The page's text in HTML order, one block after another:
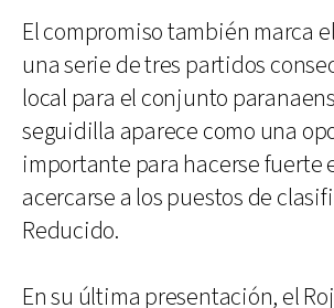
El compromiso también marca
una serie de tres partidos
local para el conjunto
seguidilla aparece como una
importante para hacerse fuerte
acercarse a los puestos de
Reducido.
En su última presentación, el